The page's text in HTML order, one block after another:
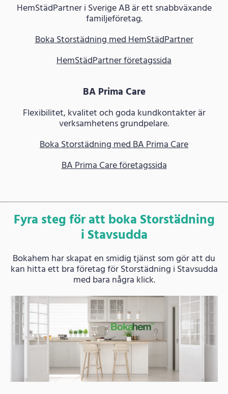
HemStädPartner i Sverige AB är ett snabbväxande
familjeföretag.
Boka Storstädning med HemStädPartner
HemStädPartner företagssida
BA Prima Care
Flexibilitet, kvalitet och goda kundkontakter är
verksamhetens grundpelare.
Boka Storstädning med BA Prima Care
BA Prima Care företagssida
Fyra steg för att boka Storstädning
i Stavsudda
Bokahem har skapat en smidig tjänst som gör att du
kan hitta ett bra företag för Storstädning i Stavsudda
med bara några klick.